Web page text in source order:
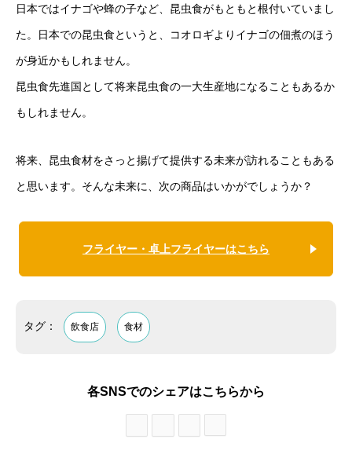
日本ではイナゴや蜂の子など、昆虫食がもともと根付いていまし
た。日本での昆虫食というと、コオロギよりイナゴの佃煮のほう
が身近かもしれません。
昆虫食先進国として将来昆虫食の一大生産地になることもあるか
もしれません。
将来、昆虫食材をさっと揚げて提供する未来が訪れることもある
と思います。そんな未来に、次の商品はいかがでしょうか？
フライヤー・卓上フライヤーはこちら
タグ： 飲食店 食材
各SNSでのシェアはこちらから